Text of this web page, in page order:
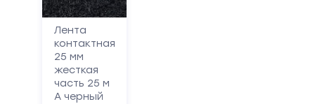
Лента
контактная
25 мм
жесткая
часть 25 м
А черный